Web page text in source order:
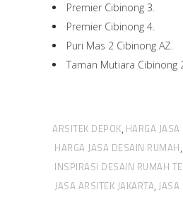
Premier Cibinong 3.
Premier Cibinong 4.
Puri Mas 2 Cibinong AZ.
Taman Mutiara Cibinong
ARSITEK DEPOK, HARGA
HARGA JASA DESAIN RUMAH,
INSPIRASI DESAIN RUMAH
JASA ARSITEK JAKARTA, JASA